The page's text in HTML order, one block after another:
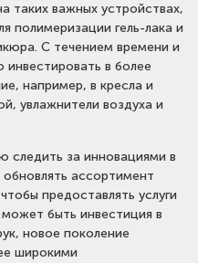
таких важных устройствах,
полимеризации гель-лака и
С течением времени и
в более
например, в кресла и
увлажнители воздуха и
за инновациями в
ассортимент
предоставлять услуги
быть инвестиция в
новое поколение
широкими